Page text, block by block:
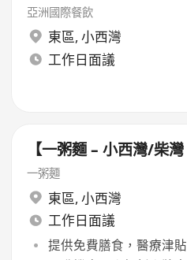
亞洲國際餐飲
東區, 小西灣
工作日面議
【一粥麵 – 小西灣/柴
一粥麵
東區, 小西灣
工作日面議
提供免費膳食，醫療津